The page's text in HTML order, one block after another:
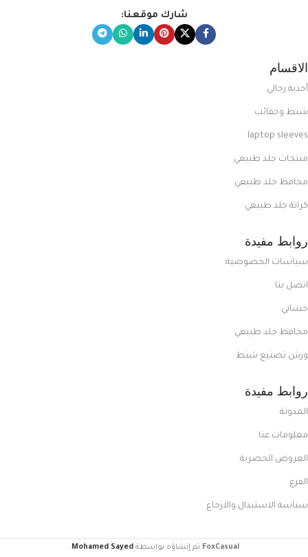
شارك موقعنا:
الاقسام
أحذية رجالي
شنط وحقائب
laptop sleeves
منتجات جلد طبيعي
محافظ جلد طبيعي
كراتة جلد طبيعي
روابط مفيدة
سياسات الخصوصية
اتصل بنا
حسابي
محافظ جلد طبيعي
ورش تصنيع شنط
روابط مفيدة
المدونة
معلومات عنا
العروض الحصرية
الفرع
سياسة الاستبدال والارجاع
FoxCasual تم إنشاؤه بواسطةMohamed Sayed
.